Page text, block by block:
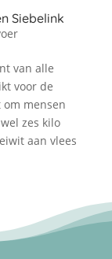
Siebelink
van alle
voor de
om mensen
zes kilo
aan vlees